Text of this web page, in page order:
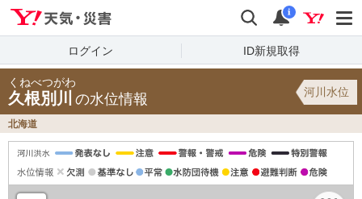
検索 通知
i
ログイン ID新規取得
くねべつがわ
久根別川 の水位情報 河川水位
北海道